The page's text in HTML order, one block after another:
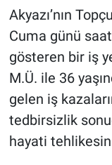
Akyazı’nın
Cuma günü
gösteren bir iş
M.Ü. ile 36
gelen iş
tedbirsizlik
hayati